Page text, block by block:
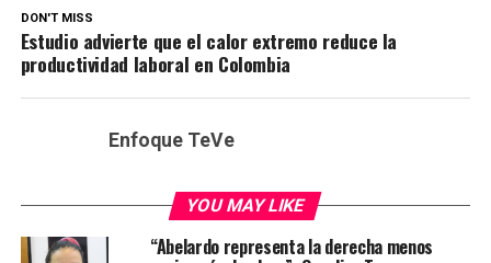
DON'T MISS
Estudio advierte que el calor extremo reduce la
productividad laboral en Colombia
Enfoque TeVe
YOU MAY LIKE
“Abelardo representa la derecha menos